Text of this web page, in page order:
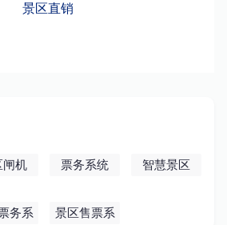
景区直销
闸机 票务系统 智慧景区
务系
景区售票系